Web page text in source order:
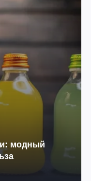
модный